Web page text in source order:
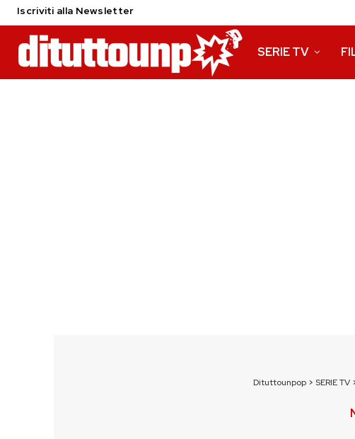
Iscriviti alla Newsletter
SERIE TV
Dituttounpop> SERIE TV